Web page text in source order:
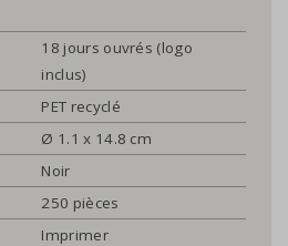
18 jours ouvrés (logo
inclus)
PET recyclé
Ø 1.1 x 14.8 cm
Noir
250 pièces
Imprimer